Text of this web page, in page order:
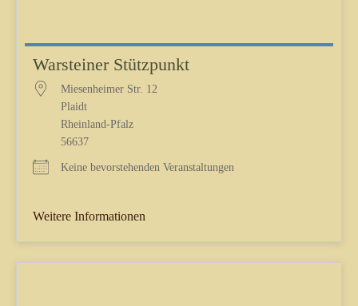
Warsteiner Stützpunkt
Miesenheimer Str. 12
Plaidt
Rheinland-Pfalz
56637
Keine bevorstehenden Veranstaltungen
Weitere Informationen